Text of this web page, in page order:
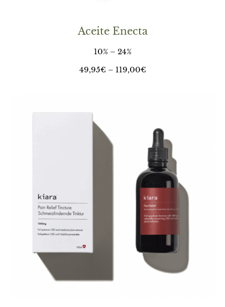
Aceite Enecta
10% – 24%
49,95€ – 119,00€